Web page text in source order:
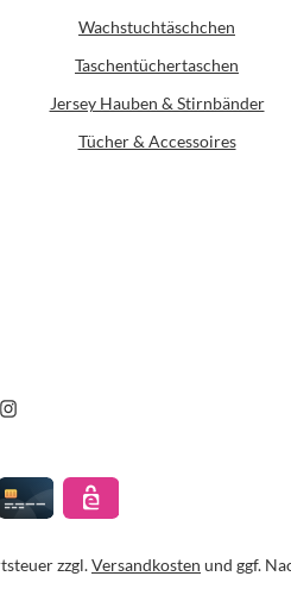
Wachstuchtäschchen
Taschentüchertaschen
Jersey Hauben & Stirnbänder
Tücher & Accessoires
zzgl.Versandkosten und ggf.